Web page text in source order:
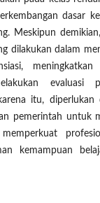
dasar
Meskipun
dilakukan dalam
evaluasi
itu,
pemerintah untuk
kemampuan